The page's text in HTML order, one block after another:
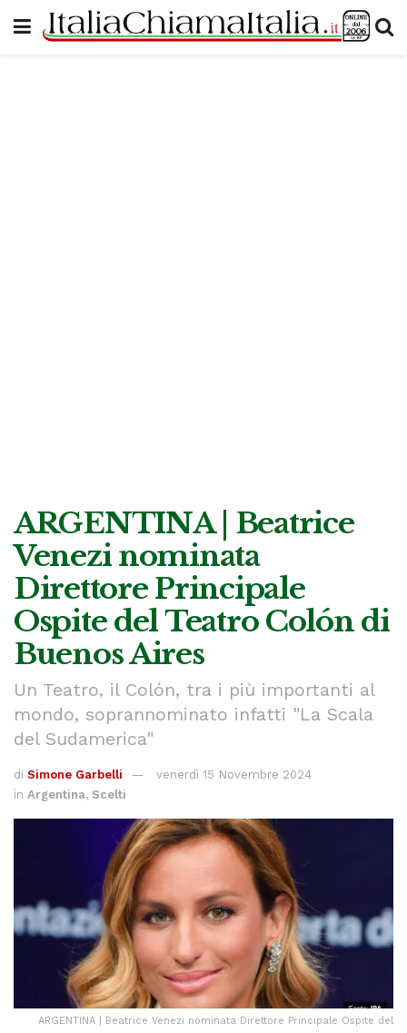
ARGENTINA | Beatrice
Venezi nominata
Direttore Principale
Ospite del Teatro Colón di
Buenos Aires
Un Teatro, il Colón, tra i più importanti al
mondo, soprannominato infatti "La Scala
del Sudamerica"
di Simone Garbelli
venerdì 15 Novembre 2024
in Argentina, Scelti
ARGENTINA | Beatrice Venezi nominata Direttore Principale Ospite del